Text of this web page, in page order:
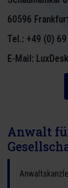
60596
Tel.: +49 (0)
E-Mail:
Anwalt